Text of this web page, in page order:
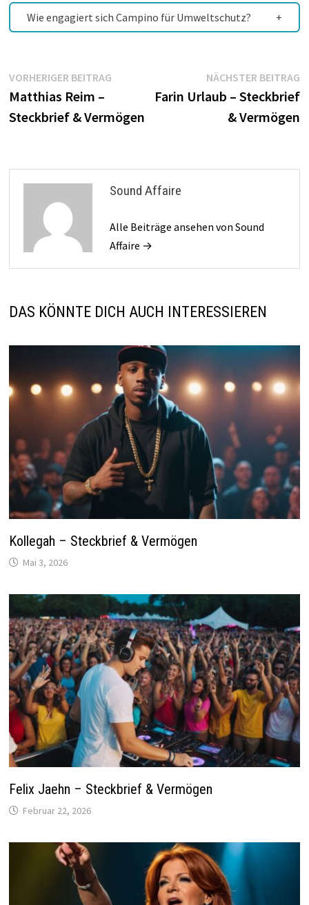
Wie engagiert sich Campino für Umweltschutz?
Beitragsnavigation
VORHERIGER BEITRAGVorheriger
Matthias Reim –
Steckbrief & Vermögen
NÄCHSTER BEITRAG
Farin Urlaub – Steckbrief
& Vermögen
Sound Affaire
Alle Beiträge ansehen von Sound
Affaire →
DAS KÖNNTE DICH AUCH INTERESSIEREN
Kollegah – Steckbrief & Vermögen
Mai 3, 2026
Felix Jaehn – Steckbrief & Vermögen
Februar 22, 2026